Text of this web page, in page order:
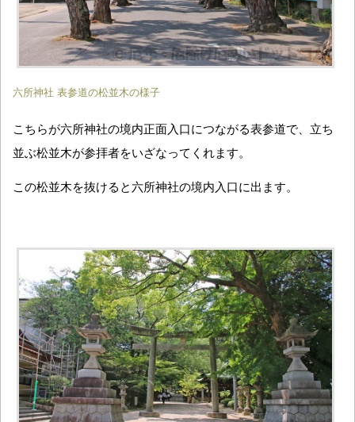
六所神社 表参道の松並木の様子
こちらが六所神社の境内正面入口につながる表参道で、立ち
並ぶ松並木が参拝者をいざなってくれます。
この松並木を抜けると六所神社の境内入口に出ます。